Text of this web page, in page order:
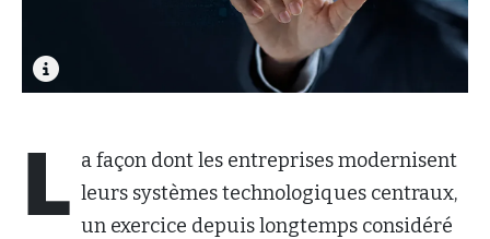
L a façon dont les entreprises modernisent
leurs systèmes technologiques centraux,
un exercice depuis longtemps considéré